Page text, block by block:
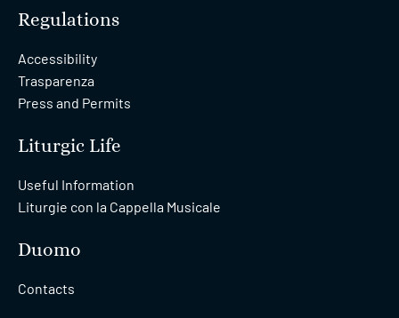
Regulations
Accessibility
Trasparenza
Press and Permits
Liturgic Life
Useful Information
Liturgie con la Cappella Musicale
Duomo
Contacts